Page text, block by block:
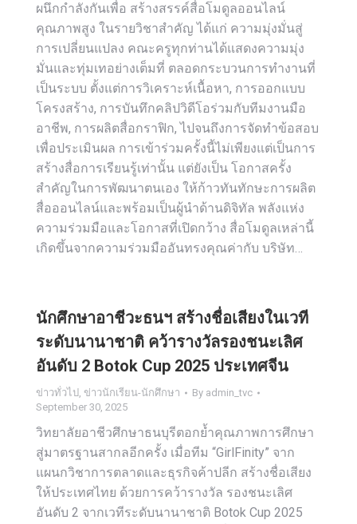
ผนึกกำลังกันเพื่อ สร้างสรรค์สื่อโมดูลออนไลน์
คุณภาพสูง ในรายวิชาสำคัญ ได้แก่ ความมุ่งมั่นสู่
การเปลี่ยนแปลง คณะครูทุกท่านได้แสดงความมุ่ง
มั่นและทุ่มเทอย่างเต็มที่ ตลอดกระบวนการทำงานที่
เป็นระบบ ตั้งแต่การวิเคราะห์เนื้อหา, การออกแบบ
โครงสร้าง, การบันทึกคลิปวิดีโอร่วมกับทีมงานมือ
อาชีพ, การผลิตสื่อกราฟิก, ไปจนถึงการจัดทำข้อสอบ
เพื่อประเมินผล การเข้าร่วมครั้งนี้ไม่เพียงแต่เป็นการ
สร้างสื่อการเรียนรู้เท่านั้น แต่ยังเป็น โอกาสครั้ง
สำคัญในการพัฒนาตนเอง ให้ก้าวทันทักษะการผลิต
สื่อออนไลน์และพร้อมเป็นผู้นำด้านดิจิทัล พลังแห่ง
ความร่วมมือและโอกาสที่เปิดกว้าง สื่อโมดูลเหล่านี้
เกิดขึ้นจากความร่วมมืออันทรงคุณค่ากับ บริษัท…
นักศึกษาอาชีวะธนฯ สร้างชื่อเสียงในเวที
ระดับนานาชาติ คว้ารางวัลรองชนะเลิศ
อันดับ 2 Botok Cup 2025 ประเทศจีน
ข่าวทั่วไป, ข่าวนักเรียน-นักศึกษา By admin_tvc
September 30, 2025
วิทยาลัยอาชีวศึกษาธนบุรีตอกย้ำคุณภาพการศึกษา
สู่มาตรฐานสากลอีกครั้ง เมื่อทีม “GirlFinity” จาก
แผนกวิชาการตลาดและธุรกิจค้าปลีก สร้างชื่อเสียง
ให้ประเทศไทย ด้วยการคว้ารางวัล รองชนะเลิศ
อันดับ 2 จากเวทีระดับนานาชาติ Botok Cup 2025